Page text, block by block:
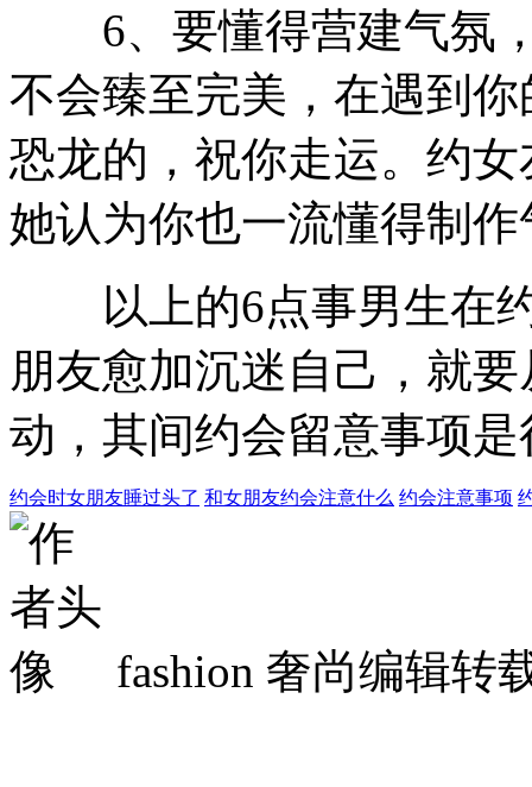
6、要懂得营建气氛，
不会臻至完美，在遇到
恐龙的，祝你走运。约
她认为你也一流懂得制
以上的6点事男生在约
朋友愈加沉迷自己，就
动，其间约会留意事项
约会时女朋友睡过头了 和女朋友约会注意什么 约会注意事项
fashion 奢尚编辑转